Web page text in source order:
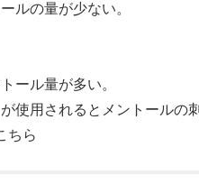
ルの量が少ない。
ール量が多い。
使用されるとメントールの
ちら